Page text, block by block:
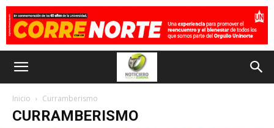
Inicio Curramberismo
CURRAMBERISMO